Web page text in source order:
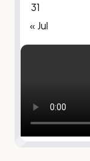
31
« Jul